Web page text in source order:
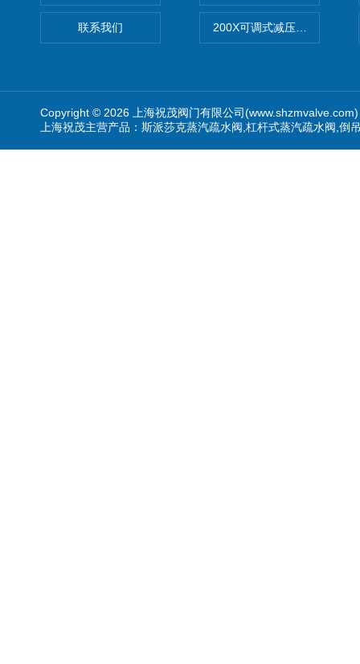
联系我们 200X可调式减压阀（减压稳
Copyright © 2026 上海祝茂阀门有限公司
上海祝茂主营产品：斯派莎克蒸汽疏水阀,杠杆式蒸汽疏水阀,倒